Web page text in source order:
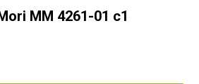
MM 4261-01 c1